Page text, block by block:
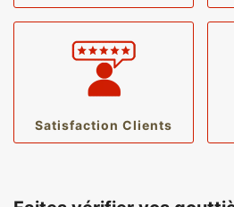
Satisfaction Clients